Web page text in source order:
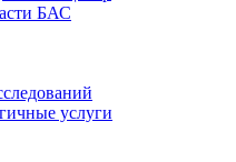
БАС
услуги